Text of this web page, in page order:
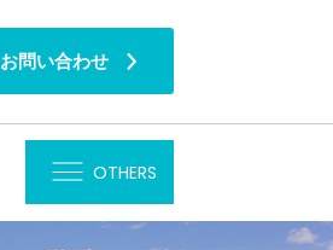
お問い合わせ
OTHERS